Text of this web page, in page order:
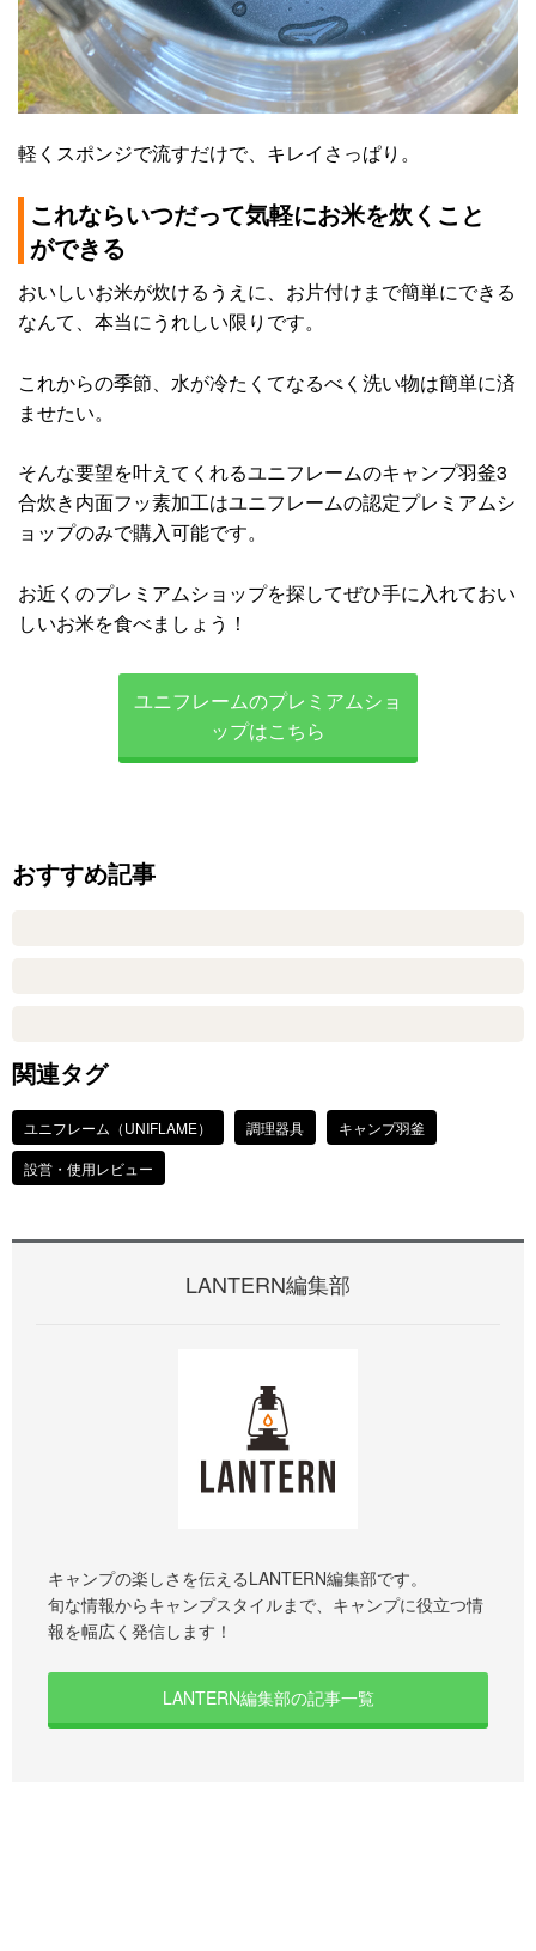
軽くスポンジで流すだけで、キレイさっぱり。
これならいつだって気軽にお米を炊くこと
ができる
おいしいお米が炊けるうえに、お片付けまで簡単にできる
なんて、本当にうれしい限りです。
これからの季節、水が冷たくてなるべく洗い物は簡単に済
ませたい。
そんな要望を叶えてくれるユニフレームのキャンプ羽釜3
合炊き内面フッ素加工はユニフレームの認定プレミアムシ
ョップのみで購入可能です。
お近くのプレミアムショップを探してぜひ手に入れておい
しいお米を食べましょう！
ユニフレームのプレミアムショ
ップはこちら
おすすめ記事
関連タグ
ユニフレーム（UNIFLAME） 調理器具
キャンプ羽釜
設営・使用レビュー
LANTERN編集部
キャンプの楽しさを伝えるLANTERN編集部です。
旬な情報からキャンプスタイルまで、キャンプに役立つ情
報を幅広く発信します！
LANTERN編集部の記事一覧